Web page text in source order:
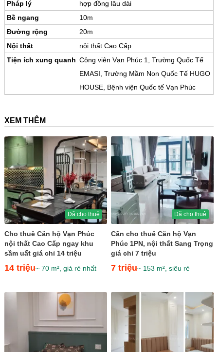
Pháp lý
hợp đồng lâu dài
Bề ngang
10m
Đường rộng
20m
Nội thất
nội thất Cao Cấp
Tiện ích xung quanh Công viên Vạn Phúc 1, Trường Quốc Tế
EMASI, Trường Mầm Non Quốc Tế HUGO
HOUSE, Bệnh viện Quốc tế Vạn Phúc
XEM THÊM
Đã cho thuê
Cho thuê Căn hộ Vạn Phúc
nội thất Cao Cấp ngay khu
sầm uất giá chỉ 14 triệu
14 triệu~ 70 m², giá rẻ nhất
Đã cho thuê
Cần cho thuê Căn hộ Vạn
Phúc 1PN, nội thất Sang Trọng
giá chỉ 7 triệu
7 triệu~ 153 m², siêu rẻ